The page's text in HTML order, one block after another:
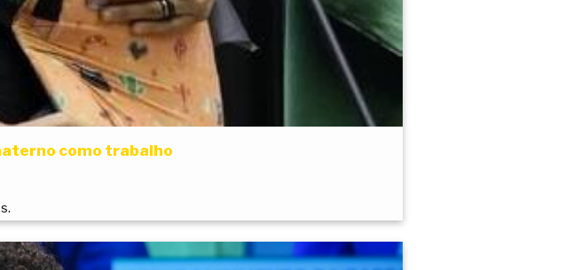
como trabalho